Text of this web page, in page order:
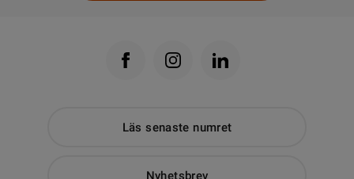
Läs senaste numret
Nyhetsbrev